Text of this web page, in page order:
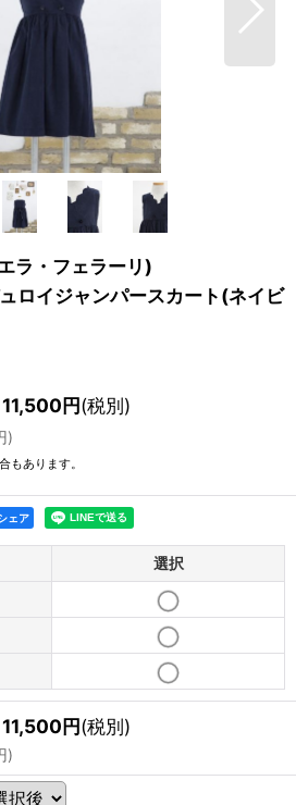
ラ・フェラーリ)
ロイジャンパースカート(ネイビ
11,500円(税別)
)
もあります。
ェア
選択
11,500円(税別)
)